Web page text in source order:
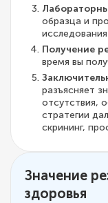
образца и
Получение
время вы
разъясняет
отсутствия,
стратегии
скрининг,
Значение
здоровья